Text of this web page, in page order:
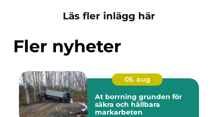
Läs fler inlägg här
Fler nyheter
05. aug
At borrning grunden för
säkra och hållbara
markarbeten